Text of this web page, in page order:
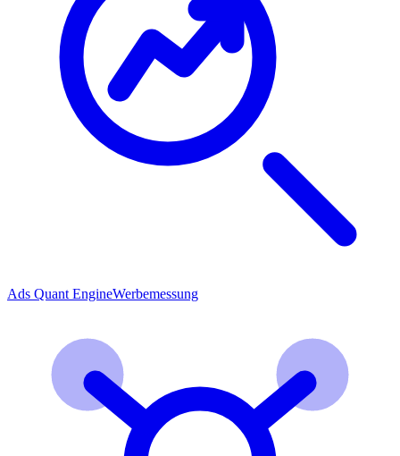
Ads Quant EngineWerbemessung